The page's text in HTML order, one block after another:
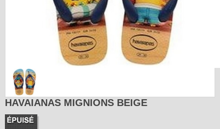
HAVAIANAS MIGNIONS BEIGE